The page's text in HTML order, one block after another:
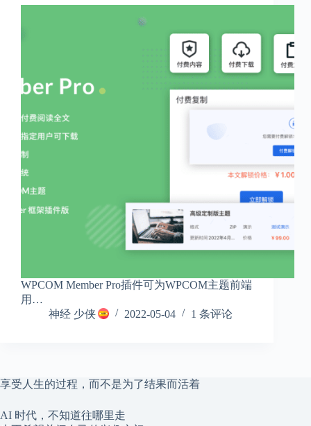
WPCOM Member Pro插件可为WPCOM主题前端
用…
神经 少侠
2022-05-04 1 条评论
享受人生的过程，而不是为了结果而活着
AI 时代，不知道往哪里走